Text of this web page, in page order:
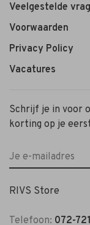
Veelgestelde
Voorwaarden
Privacy Policy
Vacatures
Schrijf je in voor
korting op je
RIVS Store
Telefoon: 072-